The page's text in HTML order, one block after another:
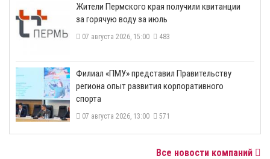
​Жители Пермского края получили квитанции
за горячую воду за июль
07 августа 2026, 15:00 483
​Филиал «ПМУ» представил Правительству
региона опыт развития корпоративного
спорта
07 августа 2026, 13:00 571
Все новости компаний